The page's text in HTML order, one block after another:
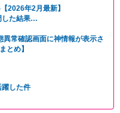
2026年2月最新】
した結果…
常確認画面に神情報が表示さ
とめ】
躍した件